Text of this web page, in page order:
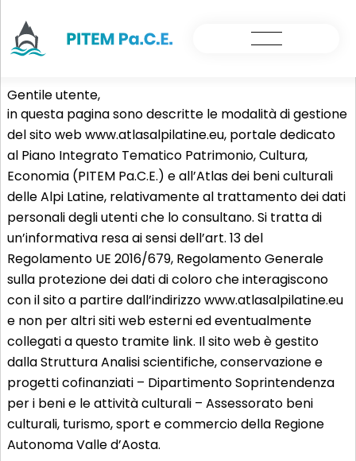
Informativa Privacy
Gentile utente,
in questa pagina sono descritte le modalità di gestione
del sito web www.atlasalpilatine.eu, portale dedicato
al Piano Integrato Tematico Patrimonio, Cultura,
Economia (PITEM Pa.C.E.) e all’Atlas dei beni culturali
delle Alpi Latine, relativamente al trattamento dei dati
personali degli utenti che lo consultano. Si tratta di
un’informativa resa ai sensi dell’art. 13 del
Regolamento UE 2016/679, Regolamento Generale
sulla protezione dei dati di coloro che interagiscono
con il sito a partire dall’indirizzo www.atlasalpilatine.eu
e non per altri siti web esterni ed eventualmente
collegati a questo tramite link. Il sito web è gestito
dalla Struttura Analisi scientifiche, conservazione e
progetti cofinanziati – Dipartimento Soprintendenza
per i beni e le attività culturali – Assessorato beni
culturali, turismo, sport e commercio della Regione
Autonoma Valle d’Aosta.